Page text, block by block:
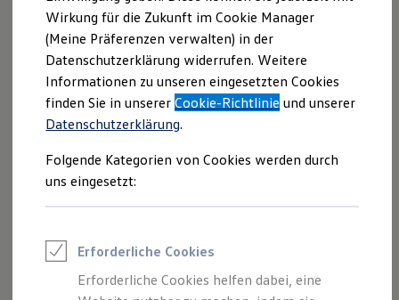
Angebote und Produkte
Aktuelle Angebote
E-Auto-Förderung
Volkswagen Marktplatz
Die ENERGY Sondermodelle
Junge Gebrauchtwagen und Gebrauchtwagen
Volkswagen Zertifizierte Gebrauchtwagen
Elektromobilität bei Gebrauchtwagen
Saisonangebote
Reifenpakete
Leasing
Leasing-Angebote
Elektroauto Leasing
Kleinwagen-Leasing
Leasing ohne Anzahlung
Impressum &
Rechtliches
Hier finden Sie Informationen über uns
(Autohaus Gungl GmbH & Co. KG) als
verantwortlichen Anbieter von Inhalten
und Angeboten, die auf dieser Website
Impressum
Wirkung für die Zukunft im Cookie Manager
(Meine Präferenzen verwalten) in der
Datenschutzerklärung widerrufen. Weitere
Informationen zu unseren eingesetzten Cookies
finden Sie in unsererCookie-Richtlinie und unserer
Datenschutzerklärung.
Folgende Kategorien von Cookies werden durch
uns eingesetzt:
Erforderliche Cookies
Erforderliche Cookies helfen dabei, eine